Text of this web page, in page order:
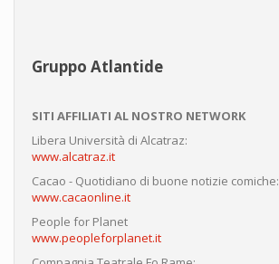
Gruppo Atlantide
SITI AFFILIATI AL NOSTRO NETWORK
Libera Università di Alcatraz:
www.alcatraz.it
Cacao - Quotidiano di buone notizie comiche:
www.cacaonline.it
People for Planet
www.peopleforplanet.it